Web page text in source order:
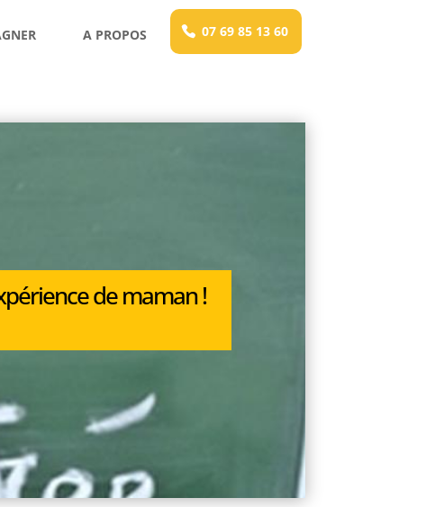
A PROPOS 07 69 85 13 60
de maman !